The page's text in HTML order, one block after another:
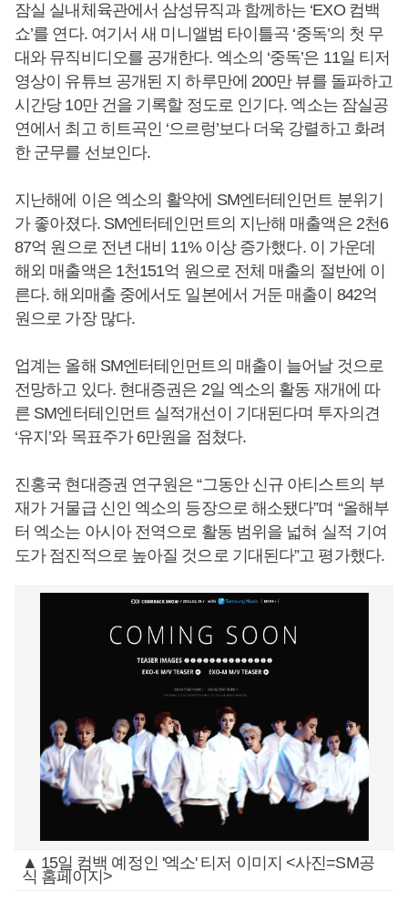
잠실 실내체육관에서 삼성뮤직과 함께하는 ‘EXO 컴백
쇼’를 연다. 여기서 새 미니앨범 타이틀곡 ‘중독’의 첫 무
대와 뮤직비디오를 공개한다. 엑소의 ‘중독’은 11일 티저
영상이 유튜브 공개된 지 하루만에 200만 뷰를 돌파하고
시간당 10만 건을 기록할 정도로 인기다. 엑소는 잠실공
연에서 최고 히트곡인 ‘으르렁’보다 더욱 강렬하고 화려
한 군무를 선보인다.
지난해에 이은 엑소의 활약에 SM엔터테인먼트 분위기
가 좋아졌다. SM엔터테인먼트의 지난해 매출액은 2천6
87억 원으로 전년 대비 11% 이상 증가했다. 이 가운데
해외 매출액은 1천151억 원으로 전체 매출의 절반에 이
른다. 해외매출 중에서도 일본에서 거둔 매출이 842억
원으로 가장 많다.
업계는 올해 SM엔터테인먼트의 매출이 늘어날 것으로
전망하고 있다. 현대증권은 2일 엑소의 활동 재개에 따
른 SM엔터테인먼트 실적개선이 기대된다며 투자의견
‘유지’와 목표주가 6만원을 점쳤다.
진홍국 현대증권 연구원은 “그동안 신규 아티스트의 부
재가 거물급 신인 엑소의 등장으로 해소됐다”며 “올해부
터 엑소는 아시아 전역으로 활동 범위을 넓혀 실적 기여
도가 점진적으로 높아질 것으로 기대된다”고 평가했다.
▲ 15일 컴백 예정인 '엑소' 티저 이미지 <사진=SM공
식 홈페이지>